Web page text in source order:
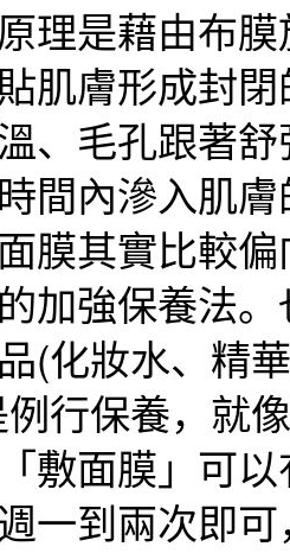
理是藉由布
肌膚形成封
、毛孔跟著
間內滲入肌
膜其實比較
加強保養法
(化妝水、精
行保養，就
敷面膜」可
一到兩次即